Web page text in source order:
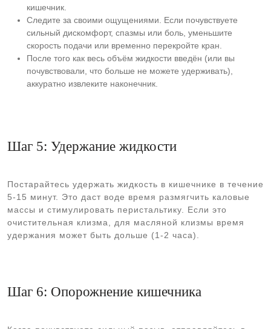
кишечник.
Следите за своими ощущениями. Если почувствуете
сильный дискомфорт, спазмы или боль, уменьшите
скорость подачи или временно перекройте кран.
После того как весь объём жидкости введён (или вы
почувствовали, что больше не можете удерживать),
аккуратно извлеките наконечник.
Шаг 5: Удержание жидкости
Постарайтесь удержать жидкость в кишечнике в течение
5-15 минут. Это даст воде время размягчить каловые
массы и стимулировать перистальтику. Если это
очистительная клизма, для масляной клизмы время
удержания может быть дольше (1-2 часа).
Шаг 6: Опорожнение кишечника